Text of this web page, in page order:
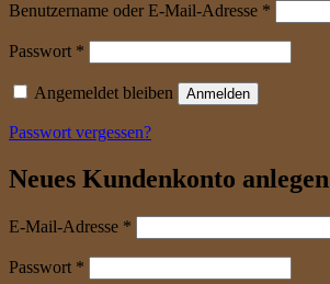
Benutzername oder E-Mail-Adresse *
Passwort *
Angemeldet bleiben Anmelden
Passwort vergessen?
Neues Kundenkonto anlegen
E-Mail-Adresse *
Passwort *